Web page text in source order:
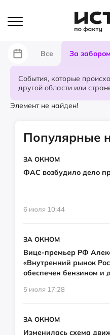
Все За забором
События, которые
другой области или
Элемент не найден!
Популярные
ЗА ОКНОМ
ФАС возбудило дело
6 июля 10:44
ЗА ОКНОМ
Вице-премьер РФ
«Внутренний рынок
обеспечен бензином и
5 июля 17:28
ЗА ОКНОМ
Изменилась схема